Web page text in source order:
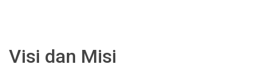
Visi dan Misi